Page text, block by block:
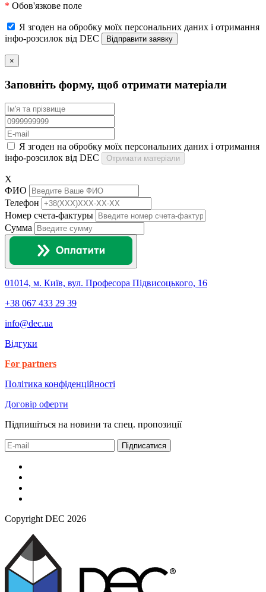
* Обов'язкове поле
Я згоден на обробку моїх персональних даних і отримання
інфо-розсилок від DEC
×
Заповніть форму, щоб отримати матеріали
Я згоден на обробку моїх персональних даних і отримання
інфо-розсилок від DEC
Отримати матеріали
X
ФИО
Телефон
Номер счета-фактуры
Сумма
01014, м. Київ, вул. Професора Підвисоцького, 16
+38 067 433 29 39
info@dec.ua
Відгуки
For partners
Політика конфіденційності
Договір оферти
Підпишіться на новини та спец. пропозиції
Підписатися
Copyright DEC 2026